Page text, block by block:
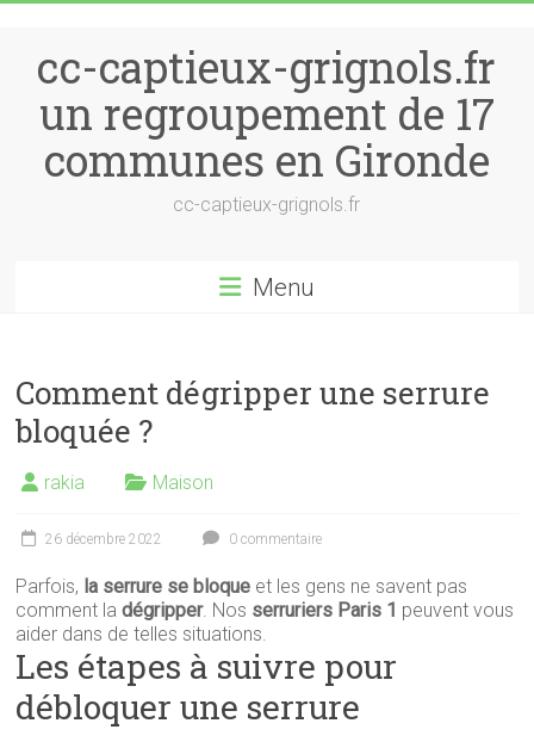
cc-captieux-grignols.fr
un regroupement de 17
communes en Gironde
cc-captieux-grignols.fr
Menu
Comment dégripper une serrure
bloquée ?
rakia Maison
26 décembre 2022 0 commentaire
Parfois, la serrure se bloque et les gens ne savent pas
comment ladégripper. Nos serruriers Paris 1 peuvent vous
aider dans de telles situations.
Les étapes à suivre pour
débloquer une serrure